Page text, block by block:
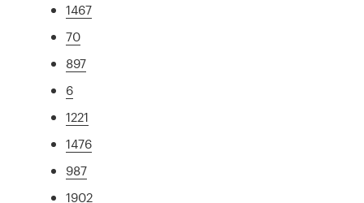
1467
70
897
6
1221
1476
987
1902